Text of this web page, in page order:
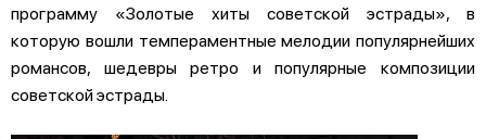
программу «Золотые хиты советской эстрады», в
которую вошли темпераментные мелодии популярнейших
романсов, шедевры ретро и популярные композиции
советской эстрады.